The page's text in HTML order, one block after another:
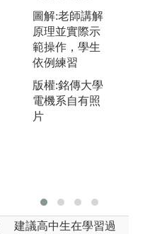
習的能力，提
升未來職場競
爭力。
版權:元智大學
電機系(乙組)
圖解:老師講解
原理並實際示
範操作，學生
依例練習
版權:銘傳大學
電機系自有照
片
建議高中生在學習過